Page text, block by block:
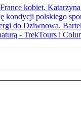
kobiet.
kondycji polskiego
do Dziwnowa.
- TrekTours i